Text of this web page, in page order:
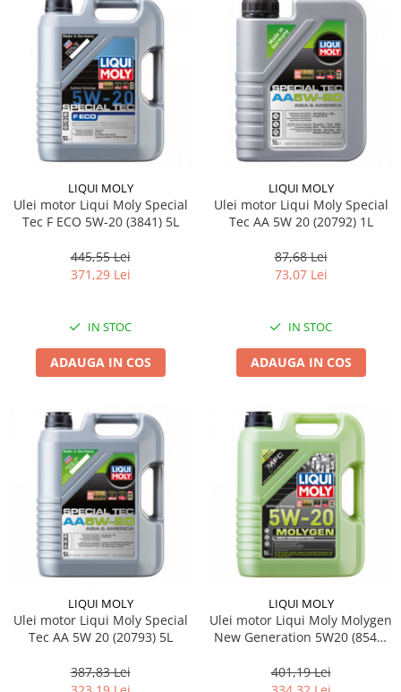
20W-50
Ulei transmisie
Uleiuri hidraulice
Gradina
Pipe si fise bujii
Electrica
Incarcatoar acumulator baterie
Incarcatoare acumulator baterie
Semnalizare
Oglinzi moto
BMW Motorrad
Consumabile BMW Motorrad
Ulei furca moto
Antigel moto
Lichid de frana
Vaselina si spray-uri tehnice moto
Filtre moto
Filtru combustibil
Buson golire ulei
Filtru ulei moto
Filtru aer moto
Intretinere si curatare filtre moto
Intretinere moto
Intretinere echipament moto
Covor moto
LIQUI MOLY
Ulei motor Liqui Moly Special
Tec F ECO 5W-20 (3841) 5L
445,55 Lei
371,29 Lei
IN STOC
ADAUGA IN COS
LIQUI MOLY
Ulei motor Liqui Moly Special
Tec AA 5W 20 (20792) 1L
87,68 Lei
73,07 Lei
IN STOC
ADAUGA IN COS
LIQUI MOLY
Ulei motor Liqui Moly Special
Tec AA 5W 20 (20793) 5L
387,83 Lei
LIQUI MOLY
Ulei motor Liqui Moly Molygen
New Generation 5W20 (8540)
401,19 Lei